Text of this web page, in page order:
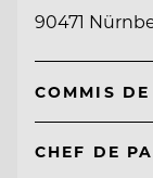
90471
COMMIS
CHEF DE